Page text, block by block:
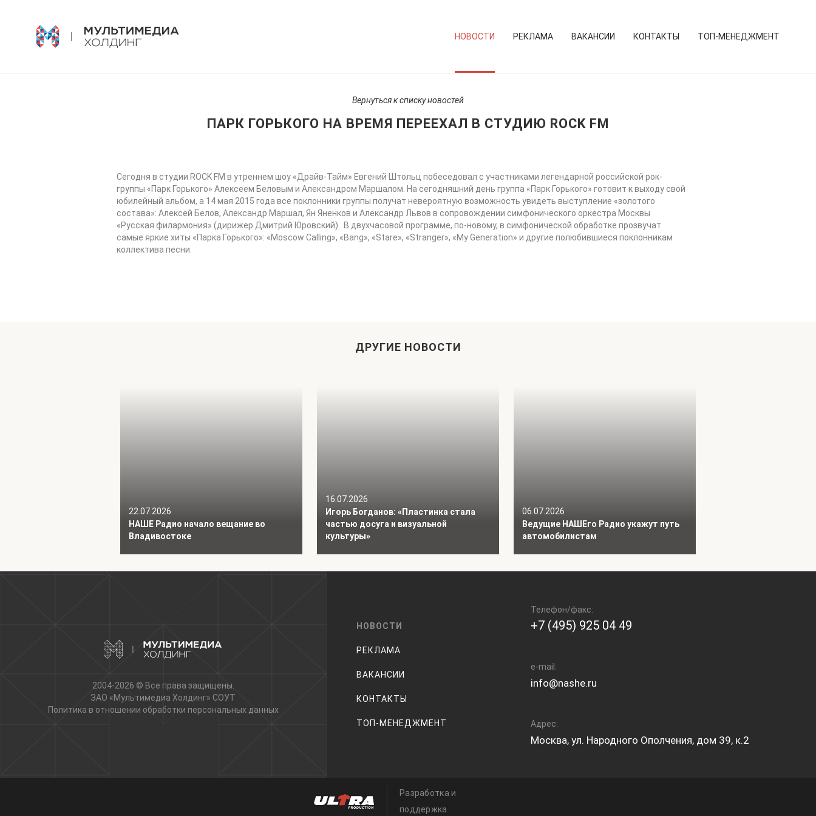
НОВОСТИ РЕКЛАМА ВАКАНСИИ КОНТАКТЫ ТОП-МЕНЕДЖМЕНТ
Вернуться к списку новостей
ПАРК ГОРЬКОГО НА ВРЕМЯ ПЕРЕЕХАЛ В СТУДИЮ ROCK FM
Сегодня в студии ROCK FM в утреннем шоу «Драйв-Тайм» Евгений Штольц побеседовал с участниками легендарной российской рок-
группы «Парк Горького» Алексеем Беловым и Александром Маршалом. На сегодняшний день группа «Парк Горького» готовит к выходу свой
юбилейный альбом, а 14 мая 2015 года все поклонники группы получат невероятную возможность увидеть выступление «золотого
состава»: Алексей Белов, Александр Маршал, Ян Яненков и Александр Львов в сопровождении симфонического оркестра Москвы
«Русская филармония» (дирижер Дмитрий Юровский). В двухчасовой программе, по-новому, в симфонической обработке прозвучат
самые яркие хиты «Парка Горького»: «Moscow Сalling», «Bang», «Stare», «Stranger», «My Generation» и другие полюбившиеся поклонникам
коллектива песни.
ДРУГИЕ НОВОСТИ
22.07.2026
НАШЕ Радио начало вещание во
Владивостоке
16.07.2026
Игорь Богданов: «Пластинка стала
частью досуга и визуальной
культуры»
06.07.2026
Ведущие НАШЕго Радио укажут путь
автомобилистам
2004-2026 © Все права защищены.
ЗАО «Мультимедиа Холдинг» СОУТ
Политика в отношении обработки персональных данных
НОВОСТИ
РЕКЛАМА
ВАКАНСИИ
КОНТАКТЫ
ТОП-МЕНЕДЖМЕНТ
Телефон/факс:
+7 (495) 925 04 49
e-mail:
info@nashe.ru
Адрес:
Москва, ул. Народного Ополчения, дом 39, к.2
Разработка и
поддержка